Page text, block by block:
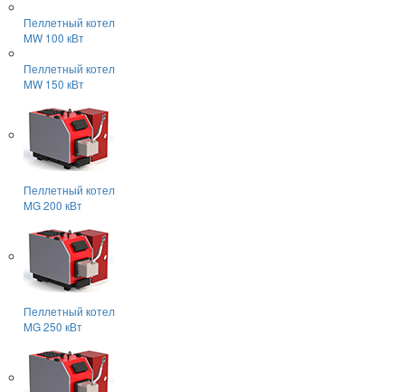
Пеллетный котел
MW 100 кВт
Пеллетный котел
MW 150 кВт
Пеллетный котел
MG 200 кВт
Пеллетный котел
MG 250 кВт